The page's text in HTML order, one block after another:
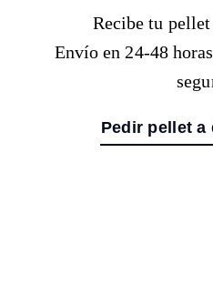
Recibe tu pellet
Envío en 24-48
Pedir pellet